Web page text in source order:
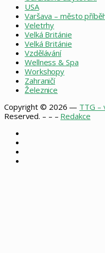
USA
Varšava – město
Veletrhy
Velká Británie
Velká Británie
Vzdělávání
Wellness & Spa
Workshopy
Zahraničí
Železnice
Copyright © 2026 — TTG –
Reserved. – – – Redakce